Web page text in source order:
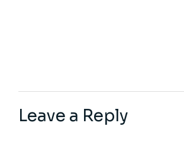
Leave a Reply